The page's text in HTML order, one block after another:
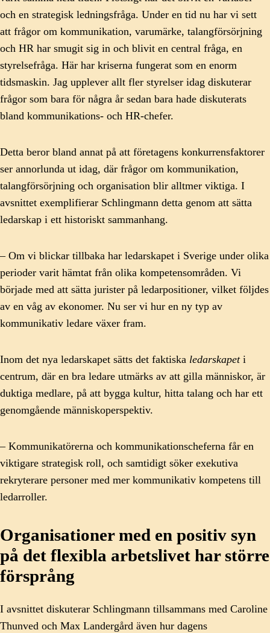
och en strategisk ledningsfråga. Under en tid nu har vi sett
att frågor om kommunikation, varumärke, talangförsörjning
och HR har smugit sig in och blivit en central fråga, en
styrelsefråga. Här har kriserna fungerat som en enorm
tidsmaskin. Jag upplever allt fler styrelser idag diskuterar
frågor som bara för några år sedan bara hade diskuterats
bland kommunikations- och HR-chefer.
Detta beror bland annat på att företagens konkurrensfaktorer
ser annorlunda ut idag, där frågor om kommunikation,
talangförsörjning och organisation blir alltmer viktiga. I
avsnittet exemplifierar Schlingmann detta genom att sätta
ledarskap i ett historiskt sammanhang.
– Om vi blickar tillbaka har ledarskapet i Sverige under olika
perioder varit hämtat från olika kompetensområden. Vi
började med att sätta jurister på ledarpositioner, vilket följdes
av en våg av ekonomer. Nu ser vi hur en ny typ av
kommunikativ ledare växer fram.
Inom det nya ledarskapet sätts det faktiska ledarskapet i
centrum, där en bra ledare utmärks av att gilla människor, är
duktiga medlare, på att bygga kultur, hitta talang och har ett
genomgående människoperspektiv.
– Kommunikatörerna och kommunikationscheferna får en
viktigare strategisk roll, och samtidigt söker exekutiva
rekryterare personer med mer kommunikativ kompetens till
ledarroller.
Organisationer med en positiv syn
på det flexibla arbetslivet har större
försprång
I avsnittet diskuterar Schlingmann tillsammans med Caroline
Thunved och Max Landergård även hur dagens